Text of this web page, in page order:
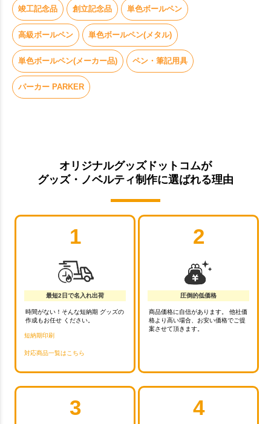
竣工記念品 創立記念品 単色ボールペン
高級ボールペン 単色ボールペン(メタル)
単色ボールペン(メーカー品) ペン・筆記用具
パーカー PARKER
オリジナルグッズドットコムが
グッズ・ノベルティ制作に選ばれる理由
1
最短2日で名入れ出荷
時間がない！そんな短納期 グッズの
作成もお任せ ください。
短納期印刷
対応商品一覧はこちら
2
圧倒的低価格
商品価格に自信があります。 他社価
格より高い場合、お安い価格でご提
案させて頂きます。
3 4